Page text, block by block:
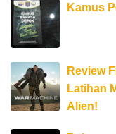
Kamus
Review
Latihan
Alien!